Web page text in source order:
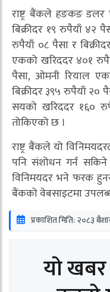
राष्ट्र बैंकले हङकङ
बिक्रीदर १९ रुपैयाँ ४२
रुपैयाँ ०८ पैसा र
एकको खरिददर ४०१
पैसा, ओमनी रियाल
बिक्रीदर ३९५ रुपैयाँ २०
सयको खरिददर १६०
तोकिएको छ ।
राष्ट्र बैंकले यो
पनि संशोधन गर्न
विनिमयदर भने फरक
बैंकको वेबसाइटमा
प्रकाशित मिति: २०८३
यो